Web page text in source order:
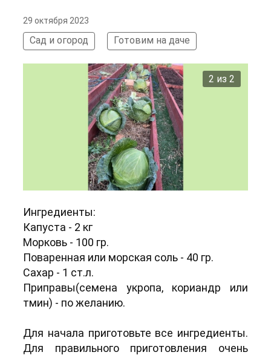
29 октября 2023
Сад и огород Готовим на даче
2 из 2
Ингредиенты:
Капуста - 2 кг
Морковь - 100 гр.
Поваренная или морская соль - 40 гр.
Сахар - 1 ст.л.
Приправы(семена укропа, кориандр или
тмин) - по желанию.
Для начала приготовьте все ингредиенты.
Для правильного приготовления очень